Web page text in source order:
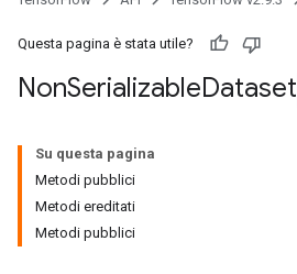
Questa pagina è stata utile?
NonSerializableDataset
Su questa pagina
Metodi pubblici
Metodi ereditati
Metodi pubblici